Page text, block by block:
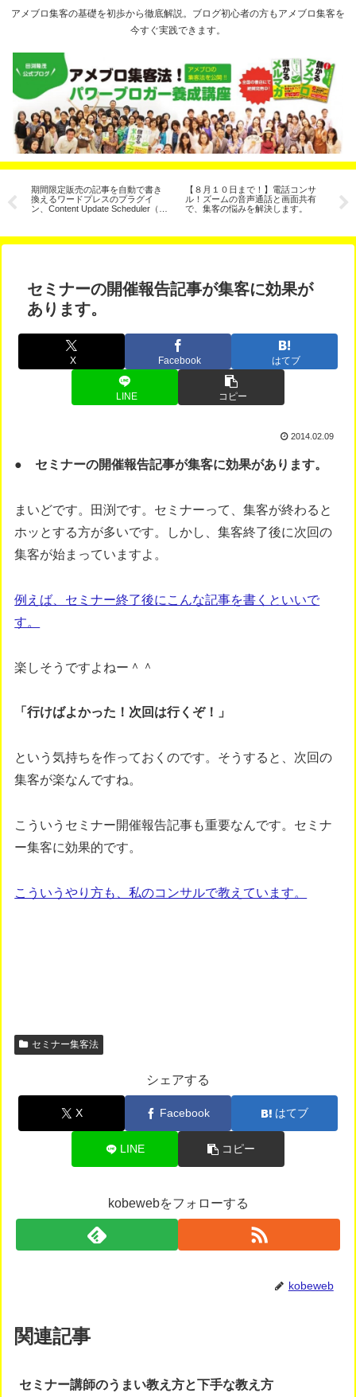
アメブロ集客の基礎を初歩から徹底解説。ブログ初心者の方もアメブロ集客を
今すぐ実践できます。
期間限定販売の記事を自動で書き
換えるワードプレスのプラグイ
ン、Content Update Scheduler（コ
【８月１０日まで！】電話コンサ
ル！ズームの音声通話と画面共有
で、集客の悩みを解決します。
さ
の
セミナーの開催報告記事が集客に効果が
あります。
X Facebook はてブ
LINE コピー
2014.02.09
● セミナーの開催報告記事が集客に効果があります。
まいどです。田渕です。セミナーって、集客が終わると
ホッとする方が多いです。しかし、集客終了後に次回の
集客が始まっていますよ。
例えば、セミナー終了後にこんな記事を書くといいで
す。
楽しそうですよねー＾＾
「行けばよかった！次回は行くぞ！」
という気持ちを作っておくのです。そうすると、次回の
集客が楽なんですね。
こういうセミナー開催報告記事も重要なんです。セミナ
ー集客に効果的です。
こういうやり方も、私のコンサルで教えています。
セミナー集客法
シェアする
X Facebook はてブ
LINE コピー
kobewebをフォローする
kobeweb
関連記事
セミナー講師のうまい教え方と下手な教え方